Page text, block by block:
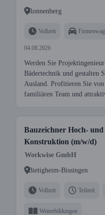
Ronnenberg
Vollzeit
04.08.2026
Werden Sie
Bädertechnik und gestalten
Ausland. Profitieren Sie
familiären Team und
Bauzeichner Hoch-
Konstruktion (m/w/d)
Workwise GmbH
Bietigheim-Bissingen
Vollzeit Teilzeit
Weiterbildungen